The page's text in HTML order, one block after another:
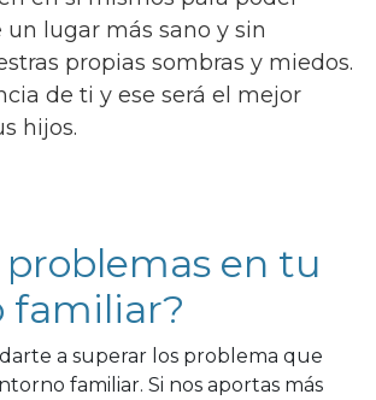
lugar más sano y sin
propias sombras y miedos.
de ti y ese será el mejor
hijos.
problemas en tu
familiar?
a superar los problema que
familiar. Si nos aportas más